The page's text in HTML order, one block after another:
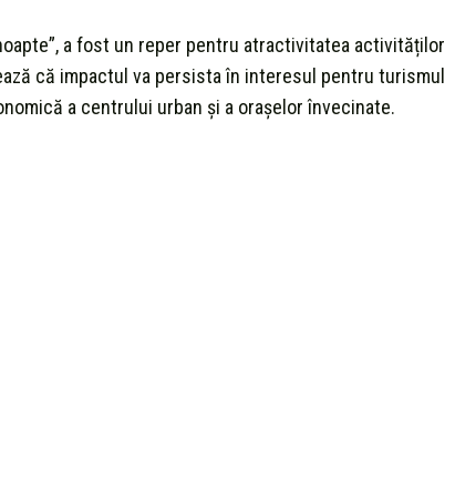
a fost un reper pentru atractivitatea activităților
că impactul va persista în interesul pentru turismul
a centrului urban și a orașelor învecinate.